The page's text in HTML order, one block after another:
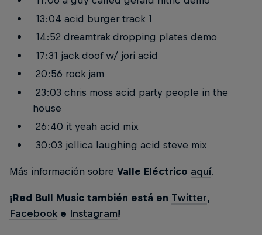
13:04 acid burger track 1
14:52 dreamtrak dropping plates demo
17:31 jack doof w/ jori acid
20:56 rock jam
23:03 chris moss acid party people in the
house
26:40 it yeah acid mix
30:03 jellica laughing acid steve mix
Más información sobre Valle Eléctrico aquí.
¡Red Bull Music también está en Twitter,
Facebook e Instagram!